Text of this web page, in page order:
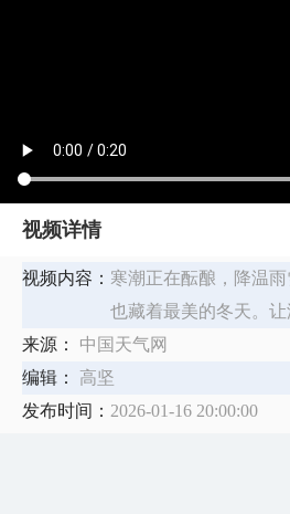
视频详情
视频内容： 寒潮正在酝酿，降温
也藏着最美的冬天。
来源：
中国天气网
编辑：
高坚
发布时间： 2026-01-16 20:00:00